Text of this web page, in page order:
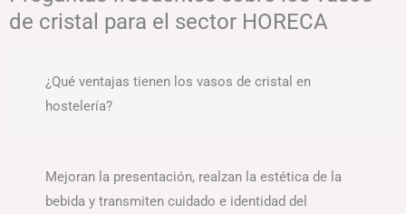
de cristal para el sector HORECA
¿Qué ventajas tienen los vasos de cristal en
hostelería?
Mejoran la presentación, realzan la estética de la
bebida y transmiten cuidado e identidad del